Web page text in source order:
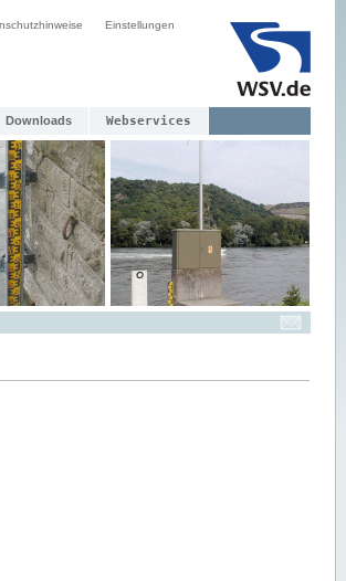
Einstellungen
Downloads Webservices